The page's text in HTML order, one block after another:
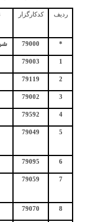
ردیف کدکارگزار
*
79000
1
79003
2
79119
3
79002
4
79592
5
79049
6
79095
7
79059
8
79070